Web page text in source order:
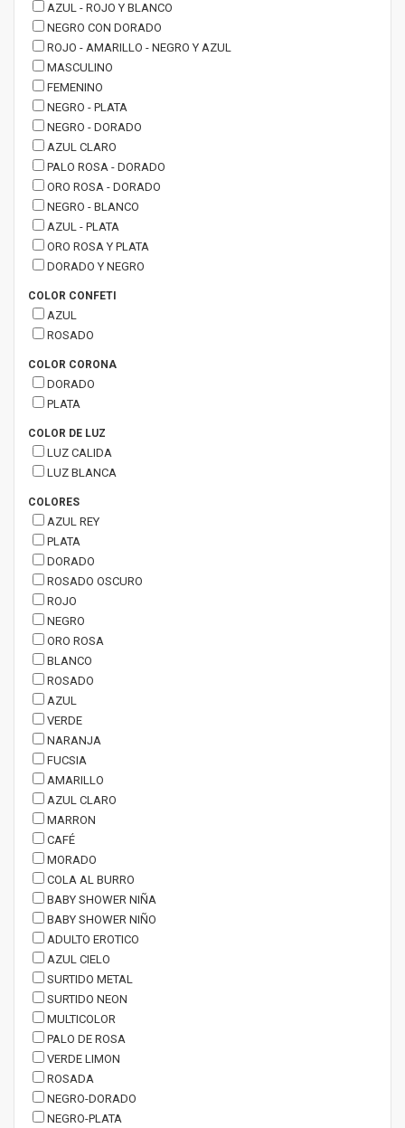
AZUL - ROJO Y BLANCO
NEGRO CON DORADO
ROJO - AMARILLO - NEGRO Y AZUL
MASCULINO
FEMENINO
NEGRO - PLATA
NEGRO - DORADO
AZUL CLARO
PALO ROSA - DORADO
ORO ROSA - DORADO
NEGRO - BLANCO
AZUL - PLATA
ORO ROSA Y PLATA
DORADO Y NEGRO
COLOR CONFETI
AZUL
ROSADO
COLOR CORONA
DORADO
PLATA
COLOR DE LUZ
LUZ CALIDA
LUZ BLANCA
COLORES
AZUL REY
PLATA
DORADO
ROSADO OSCURO
ROJO
NEGRO
ORO ROSA
BLANCO
ROSADO
AZUL
VERDE
NARANJA
FUCSIA
AMARILLO
AZUL CLARO
MARRON
CAFÉ
MORADO
COLA AL BURRO
BABY SHOWER NIÑA
BABY SHOWER NIÑO
ADULTO EROTICO
AZUL CIELO
SURTIDO METAL
SURTIDO NEON
MULTICOLOR
PALO DE ROSA
VERDE LIMON
ROSADA
NEGRO-DORADO
NEGRO-PLATA